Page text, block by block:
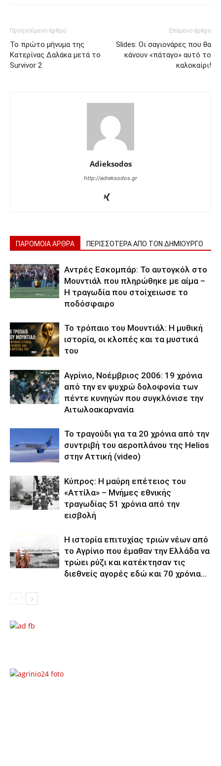
Προηγούμενο άρθρο
Το πρώτο μήνυμα της
Κατερίνας Δαλάκα μετά το
Survivor 2
Επόμενο άρθρο
Slides: Οι σαγιονάρες που θα
κάνουν «πάταγο» αυτό το
καλοκαίρι!
Adieksodos
http://adieksodos.gr
ΠΑΡΟΜΟΙΑ ΑΡΘΡΑ ΠΕΡΙΣΣΟΤΕΡΑ ΑΠΟ ΤΟΝ ΔΗΜΙΟΥΡΓΟ
Αντρές Εσκομπάρ: Το αυτογκόλ στο
Μουντιάλ που πληρώθηκε με αίμα –
Η τραγωδία που στοίχειωσε το
ποδόσφαιρο
Το τρόπαιο του Μουντιάλ: Η μυθική
ιστορία, οι κλοπές και τα μυστικά
του
Αγρίνιο, Νοέμβριος 2006: 19 χρόνια
από την εν ψυχρώ δολοφονία των
πέντε κυνηγών που συγκλόνισε την
Αιτωλοακαρνανία
Το τραγούδι για τα 20 χρόνια από την
συντριβή του αεροπλάνου της Helios
στην Αττική (video)
Κύπρος: Η μαύρη επέτειος του
«Αττίλα» – Μνήμες εθνικής
τραγωδίας 51 χρόνια από την
εισβολή
Η ιστορία επιτυχίας τριών νέων από
το Αγρίνιο που έμαθαν την Ελλάδα να
τρώει ρύζι και κατέκτησαν τις
διεθνείς αγορές εδώ και 70 χρόνια...